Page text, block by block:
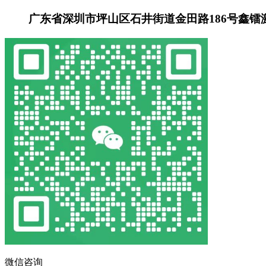
广东省深圳市坪山区石井街道金田路186号鑫镭
微信咨询